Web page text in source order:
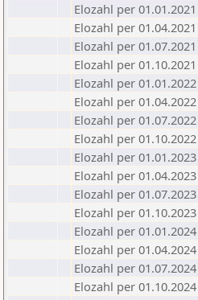
Elozahl per 01.01.2021
Elozahl per 01.04.2021
Elozahl per 01.07.2021
Elozahl per 01.10.2021
Elozahl per 01.01.2022
Elozahl per 01.04.2022
Elozahl per 01.07.2022
Elozahl per 01.10.2022
Elozahl per 01.01.2023
Elozahl per 01.04.2023
Elozahl per 01.07.2023
Elozahl per 01.10.2023
Elozahl per 01.01.2024
Elozahl per 01.04.2024
Elozahl per 01.07.2024
Elozahl per 01.10.2024